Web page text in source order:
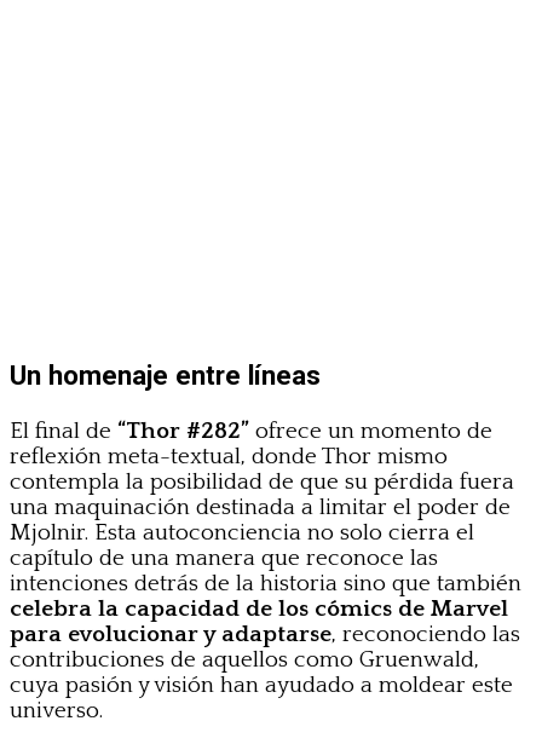
Un homenaje entre líneas
El final de “Thor #282” ofrece un momento de
reflexión meta-textual, donde Thor mismo
contempla la posibilidad de que su pérdida fuera
una maquinación destinada a limitar el poder de
Mjolnir. Esta autoconciencia no solo cierra el
capítulo de una manera que reconoce las
intenciones detrás de la historia sino que también
celebra la capacidad de los cómics de Marvel
para evolucionar y adaptarse, reconociendo las
contribuciones de aquellos como Gruenwald,
cuya pasión y visión han ayudado a moldear este
universo.